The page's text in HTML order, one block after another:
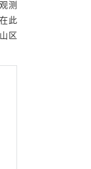
测
此
区